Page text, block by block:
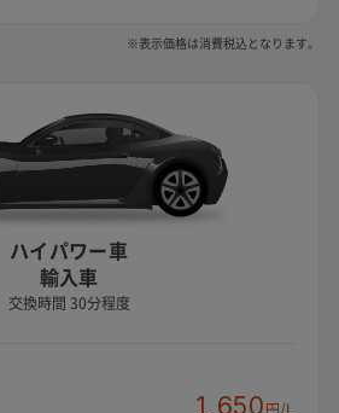
※表示価格は消費税込となります。
ハイパワー車
輸入車
交換時間 30分程度
1,650